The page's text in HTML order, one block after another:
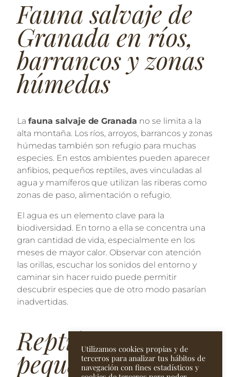
Fauna salvaje de
Granada en ríos,
barrancos y zonas
húmedas
La fauna salvaje de Granada no se limita a la
alta montaña. Los ríos, arroyos, barrancos y zonas
húmedas también son refugio para muchas
especies. En estos ambientes pueden aparecer
anfibios, pequeños reptiles, aves vinculadas al
agua y mamíferos que utilizan las riberas como
zonas de paso, alimentación o refugio.
El agua es un elemento clave para la
biodiversidad. En torno a ella se concentra una
gran cantidad de vida, especialmente en los
meses de mayor calor. Observar con atención
las orillas, escuchar los sonidos del entorno y
caminar sin hacer ruido puede permitir
descubrir especies que de otro modo pasarían
inadvertidas.
Reptiles y
pequeñosUtilizamos cookies propias y de
terceros para analizar tus hábitos de
navegación con fines estadísticos y